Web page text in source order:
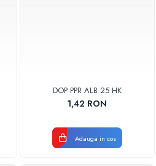
DOP PPR ALB 25 HK
1,42 RON
Adauga in cos